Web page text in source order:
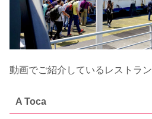
動画でご紹介しているレストラン
A Toca